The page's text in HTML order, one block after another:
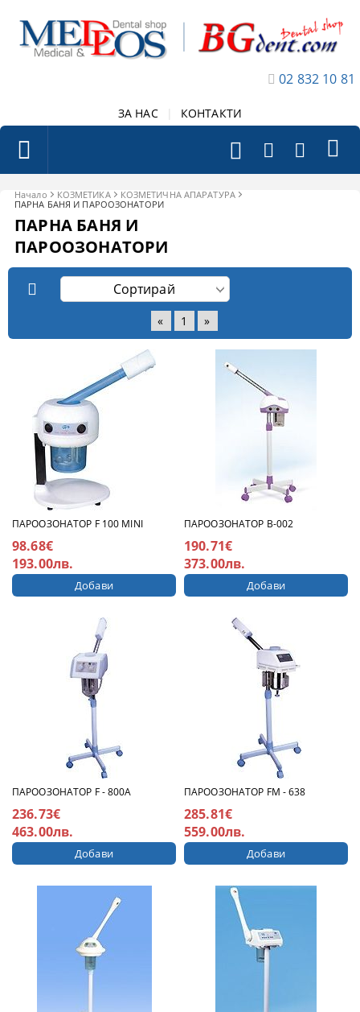
02 832 10 81
ЗА НАС КОНТАКТИ
Начало КОЗМЕТИКА
КОЗМЕТИЧНА АПАРАТУРА
ПАРНА БАНЯ И ПАРООЗОНАТОРИ
ПАРНА БАНЯ И
ПАРООЗОНАТОРИ
« 1 »
ПАРООЗОНАТОР F 100 MINI
98.68€
193.00лв.
ПАРООЗОНАТОР В-002
190.71€
373.00лв.
ПАРООЗОНАТОР F - 800A
236.73€
463.00лв.
ПАРООЗОНАТОР FM - 638
285.81€
559.00лв.